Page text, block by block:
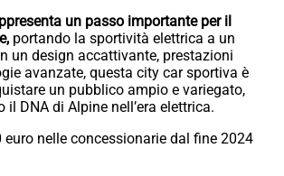
un passo importante per il
portando la sportività elettrica a un
un design accattivante, prestazioni
avanzate, questa city car sportiva è
un pubblico ampio e variegato,
il DNA di Alpine nell’era elettrica.
euro nelle concessionarie dal fine 2024